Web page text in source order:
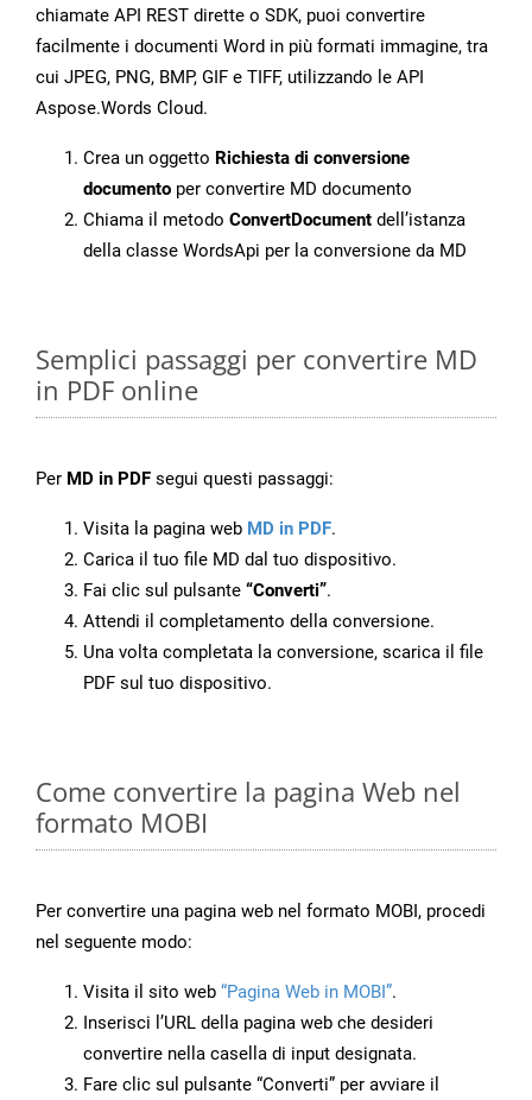
chiamate API REST dirette o SDK, puoi convertire
facilmente i documenti Word in più formati immagine, tra
cui JPEG, PNG, BMP, GIF e TIFF, utilizzando le API
Aspose.Words Cloud.
Crea un oggetto Richiesta di conversione
documento per convertire MD documento
Chiama il metodo ConvertDocument dell’istanza
della classe WordsApi per la conversione da MD
Semplici passaggi per convertire MD
in PDF online
Per MD in PDF segui questi passaggi:
Visita la pagina web MD in PDF.
Carica il tuo file MD dal tuo dispositivo.
Fai clic sul pulsante “Converti”.
Attendi il completamento della conversione.
Una volta completata la conversione, scarica il file
PDF sul tuo dispositivo.
Come convertire la pagina Web nel
formato MOBI
Per convertire una pagina web nel formato MOBI, procedi
nel seguente modo:
Visita il sito web “Pagina Web in MOBI”.
Inserisci l’URL della pagina web che desideri
convertire nella casella di input designata.
Fare clic sul pulsante “Converti” per avviare il